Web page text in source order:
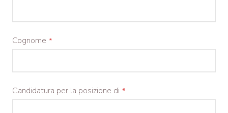
Cognome *
Candidatura per la posizione di *